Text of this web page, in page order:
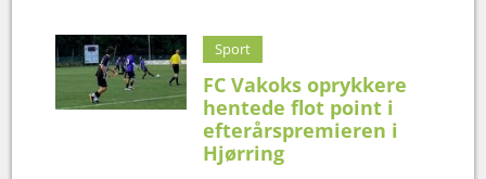
Sport
FC Vakoks oprykkere
hentede flot point i
efterårspremieren i
Hjørring